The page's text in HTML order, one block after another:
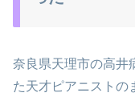
奈良県天理市の高井
た天才ピアニストの